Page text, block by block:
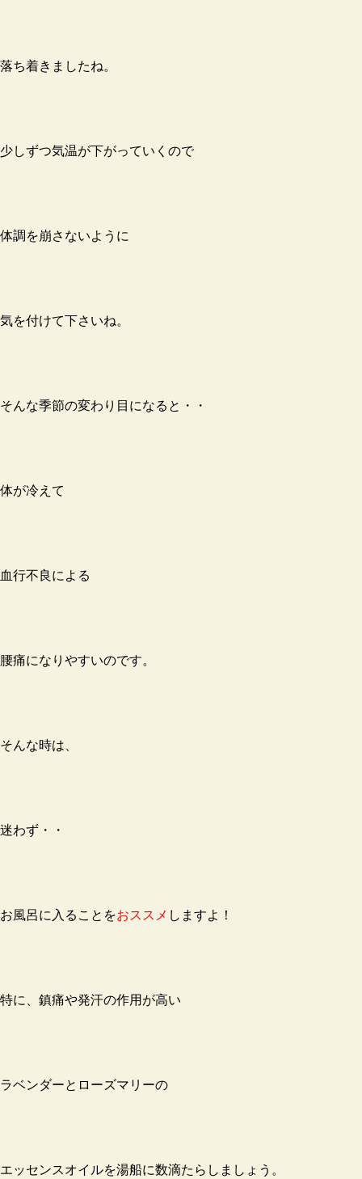
落ち着きましたね。
少しずつ気温が下がっていくので
体調を崩さないように
気を付けて下さいね。
そんな季節の変わり目になると・・
体が冷えて
血行不良による
腰痛になりやすいのです。
そんな時は、
迷わず・・
お風呂に入ることをおススメ しますよ！
特に、鎮痛や発汗の作用が高い
ラベンダーとローズマリーの
エッセンスオイルを湯船に数滴たらしましょう。